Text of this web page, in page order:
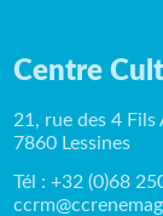
Centre
21, rue des 4 Fils
7860 Lessines
Tél : +32 (0)68